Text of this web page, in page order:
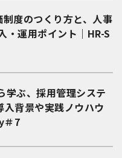
度のつくり方と、人事
・運用ポイント｜HR-S
ぶ、採用管理システ
背景や実践ノウハウ
＃7